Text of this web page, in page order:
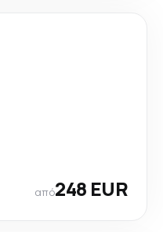
από248 EUR